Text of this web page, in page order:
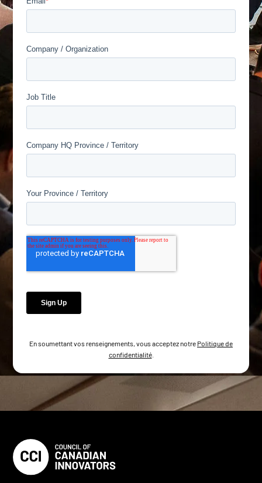
En soumettant vos renseignements, vous acceptez notre Politique de
confidentialité.